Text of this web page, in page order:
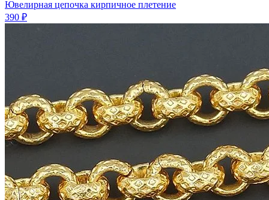
Ювелирная цепочка кирпичное плетение
390 ₽